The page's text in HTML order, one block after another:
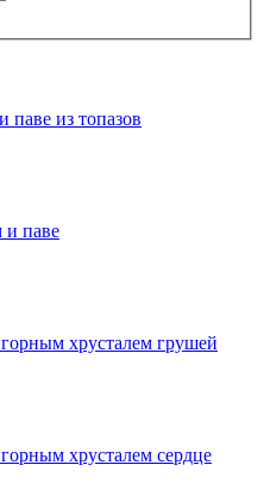
паве из топазов
и паве
хрусталем грушей
хрусталем сердце